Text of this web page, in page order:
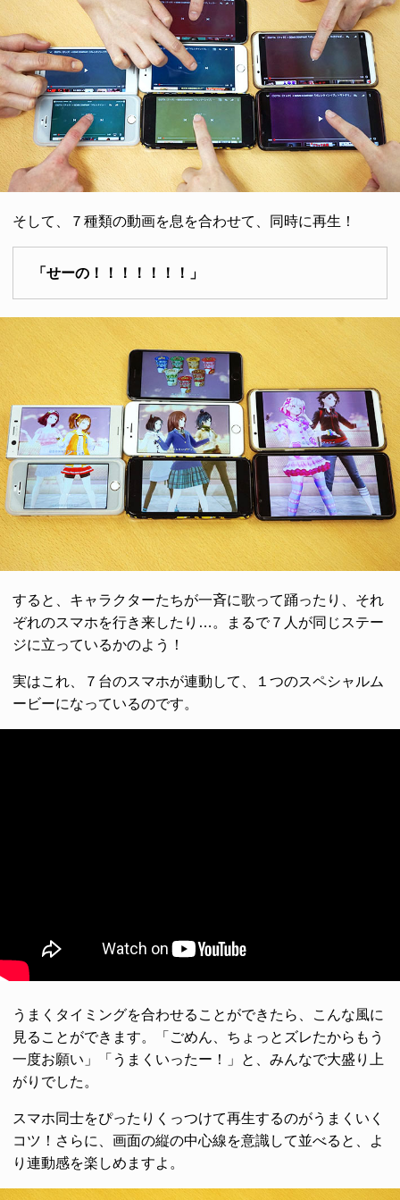
そして、７種類の動画を息を合わせて、同時に再生！
「せーの！！！！！！！」
すると、キャラクターたちが一斉に歌って踊ったり、それ
ぞれのスマホを行き来したり…。まるで７人が同じステー
ジに立っているかのよう！
実はこれ、７台のスマホが連動して、１つのスペシャルム
ービーになっているのです。
うまくタイミングを合わせることができたら、こんな風に
見ることができます。「ごめん、ちょっとズレたからもう
一度お願い」「うまくいったー！」と、みんなで大盛り上
がりでした。
スマホ同士をぴったりくっつけて再生するのがうまくいく
コツ！さらに、画面の縦の中心線を意識して並べると、よ
り連動感を楽しめますよ。